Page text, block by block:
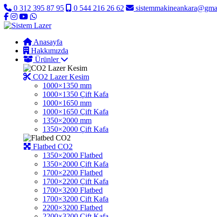
0 312 395 87 95 0 544 216 26 62
Anasayfa
Hakkımızda
Ürünler
CO2 Lazer Kesim
1000×1350 mm
1000×1350 Çift Kafa
1000×1650 mm
1000×1650 Çift Kafa
1350×2000 mm
1350×2000 Çift Kafa
Flatbed CO2
1350×2000 Flatbed
1350×2000 Çift Kafa
1700×2200 Flatbed
1700×2200 Çift Kafa
1700×3200 Flatbed
1700×3200 Çift Kafa
2200×3200 Flatbed